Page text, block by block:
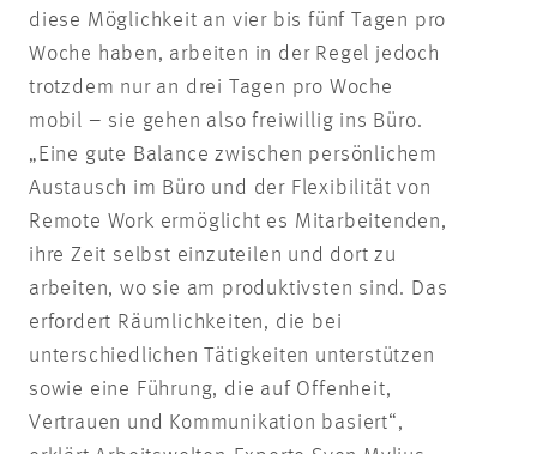
diese Möglichkeit an vier bis fünf Tagen pro
Woche haben, arbeiten in der Regel jedoch
trotzdem nur an drei Tagen pro Woche
mobil – sie gehen also freiwillig ins Büro.
„Eine gute Balance zwischen persönlichem
Austausch im Büro und der Flexibilität von
Remote Work ermöglicht es Mitarbeitenden,
ihre Zeit selbst einzuteilen und dort zu
arbeiten, wo sie am produktivsten sind. Das
erfordert Räumlichkeiten, die bei
unterschiedlichen Tätigkeiten unterstützen
sowie eine Führung, die auf Offenheit,
Vertrauen und Kommunikation basiert“,